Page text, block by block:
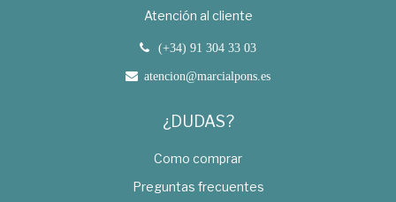
Atención al cliente
(+34) 91 304 33 03
atencion@marcialpons.es
¿DUDAS?
Como comprar
Preguntas frecuentes